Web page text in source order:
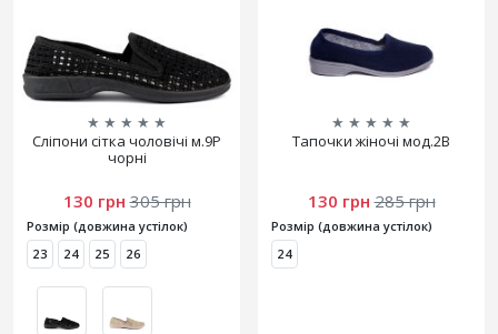
★ ★ ★ ★ ★
Сліпони сітка чоловічі м.9Р
чорні
130 грн 305 грн
Розмір (довжина устілок)
23
24 25 26
★ ★ ★ ★ ★
Тапочки жіночі мод.2В
130 грн 285 грн
Розмір (довжина устілок)
24